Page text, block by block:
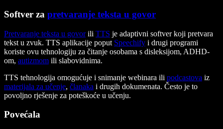
Softver za pretvaranje teksta u govor
Pretvaranje teksta u govorili TTS je adaptivni softver koji pretvara
tekst u zvuk. TTS aplikacije poput Speechify i drugi programi
koriste ovu tehnologiju za čitanje osobama s disleksijom, ADHD-
om, autizmom ili slabovidnima.
TTS tehnologija omogućuje i snimanje webinara ili podcastova iz
materijala za učenje, članaka i drugih dokumenata. Često je to
povoljno rješenje za poteškoće u učenju.
Povećala